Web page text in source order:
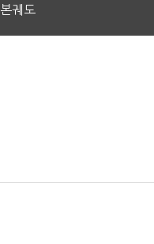
궤도